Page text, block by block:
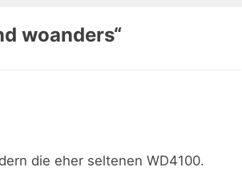
woanders“
die eher seltenen WD4100.